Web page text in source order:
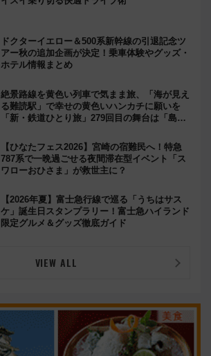
ドクターイエロー＆500系新幹線の引退記念ツ
アー秋の追加企画が決定！乗車体験やグッズ・
ホテル情報まとめ
絶景路線を黄色い列車で気まま旅、「海が見え
る難読駅」で幸せの黄色いハンカチに願いを
「新・鉄道ひとり旅」279回目の舞台は「島原
【ひなたフェス2026】宮崎の宿難民へ！特急
787系で一晩過ごせる夜間滞在型イベント「ス
ワローおひさま」が救世主に？
【2026年夏】富士急行線で巡る「うちはサス
ケ」誕生日スタンプラリー！富士急ハイランド
限定グルメ＆グッズ徹底ガイド
VIEW ALL